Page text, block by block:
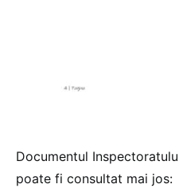
Documentul
poate fi consultat mai jos: